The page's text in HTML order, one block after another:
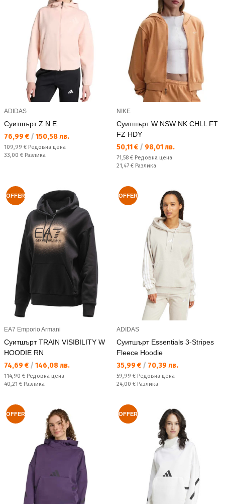
ADIDAS
Суитшърт Z.N.E.
Текуща цена:
76,99 € / 150,58 лв.
Редовна цена:
109,99 € Редовна цена
Спестявате:
33,00 € Разлика
NIKE
Суитшърт W NSW NK CHLL FT
FZ HDY
Текуща цена:
50,11 € / 98,01 лв.
Редовна цена:
71,58 € Редовна цена
Спестявате:
21,47 € Разлика
OFFER
EA7 Emporio Armani
Суитшърт TRAIN VISIBILITY W
HOODIE RN
Текуща цена:
74,69 € / 146,08 лв.
Редовна цена:
114,90 € Редовна цена
Спестявате:
40,21 € Разлика
OFFER
ADIDAS
Суитшърт Essentials 3-Stripes
Fleece Hoodie
Текуща цена:
35,99 € / 70,39 лв.
Редовна цена:
59,99 € Редовна цена
Спестявате:
24,00 € Разлика
OFFER OFFER